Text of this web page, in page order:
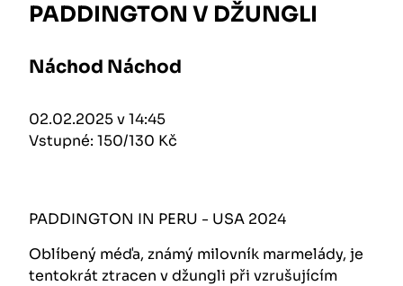
PADDINGTON V DŽUNGLI
Náchod Náchod
02.02.2025 v 14:45
Vstupné: 150/130 Kč
PADDINGTON IN PERU - USA 2024
Oblíbený méďa, známý milovník ​​marmelády, je
tentokrát ztracen v džungli při vzrušujícím